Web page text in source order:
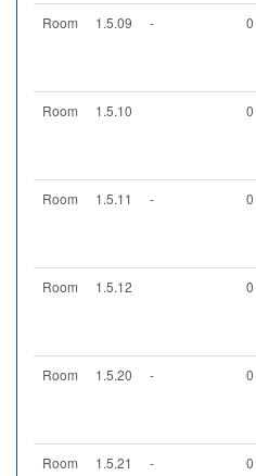
Room 1.5.09 - 0
Room 1.5.10 0
Room 1.5.11 - 0
Room 1.5.12 0
Room 1.5.20 - 0
Room 1.5.21 - 0